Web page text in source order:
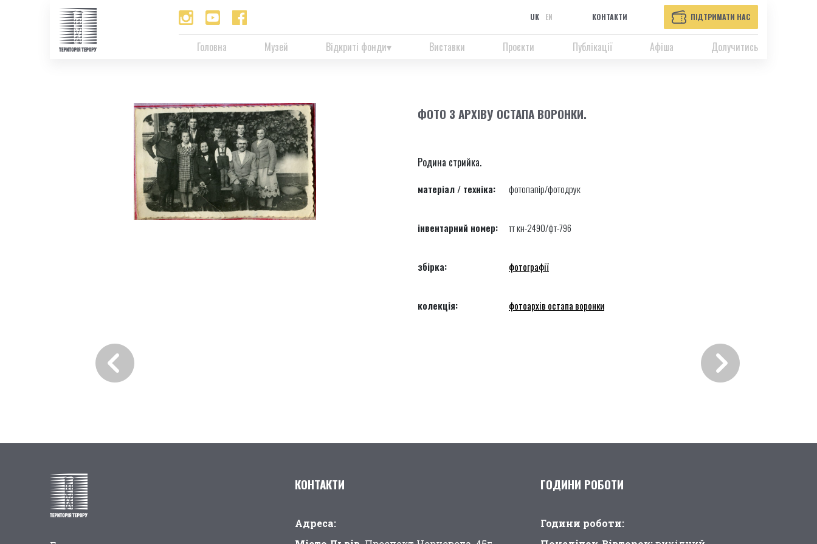
UK EN КОНТАКТИ ПІДТРИМАТИ НАС
Головна Музей Відкриті фонди Виставки Проєкти Публікації Афіша Долучитись
ФОТО З АРХІВУ ОСТАПА ВОРОНКИ.
Родина стрийка.
матеріал / техніка: фотопапір/фотодрук
інвентарний номер: тт кн-2490/фт-796
збірка: фотографії
колекція: фотоархів остапа воронки
КОНТАКТИ
Адреса:
ГОДИНИ РОБОТИ
Години pоботи: